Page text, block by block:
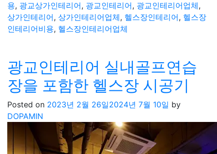
용, 광교상가인테리어, 광교인테리어, 광교인테리어업체,
상가인테리어, 상가인테리어업체, 헬스장인테리어, 헬스장
인테리어비용, 헬스장인테리어업체
광교인테리어 실내골프연습
장을 포함한 헬스장 시공기
Posted on 2023년 2월 26일2024년 7월 10일 by
DOPAMIN